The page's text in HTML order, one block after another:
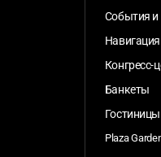
События и
Навигация
Конгресс-
Банкеты
Гостиницы
Plaza